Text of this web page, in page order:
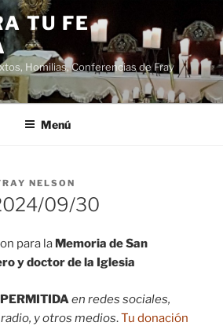
TU FE
Homilias, Conferencias de Fray
Menú
NELSON
09/30
para la Memoria de San
y doctor de la Iglesia
en redes sociales,
y otros medios.Tu donación